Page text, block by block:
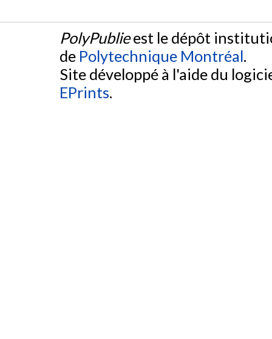
PolyPublieest le dépôt
de Polytechnique Montréal.
Site développé à l'aide du
EPrints.